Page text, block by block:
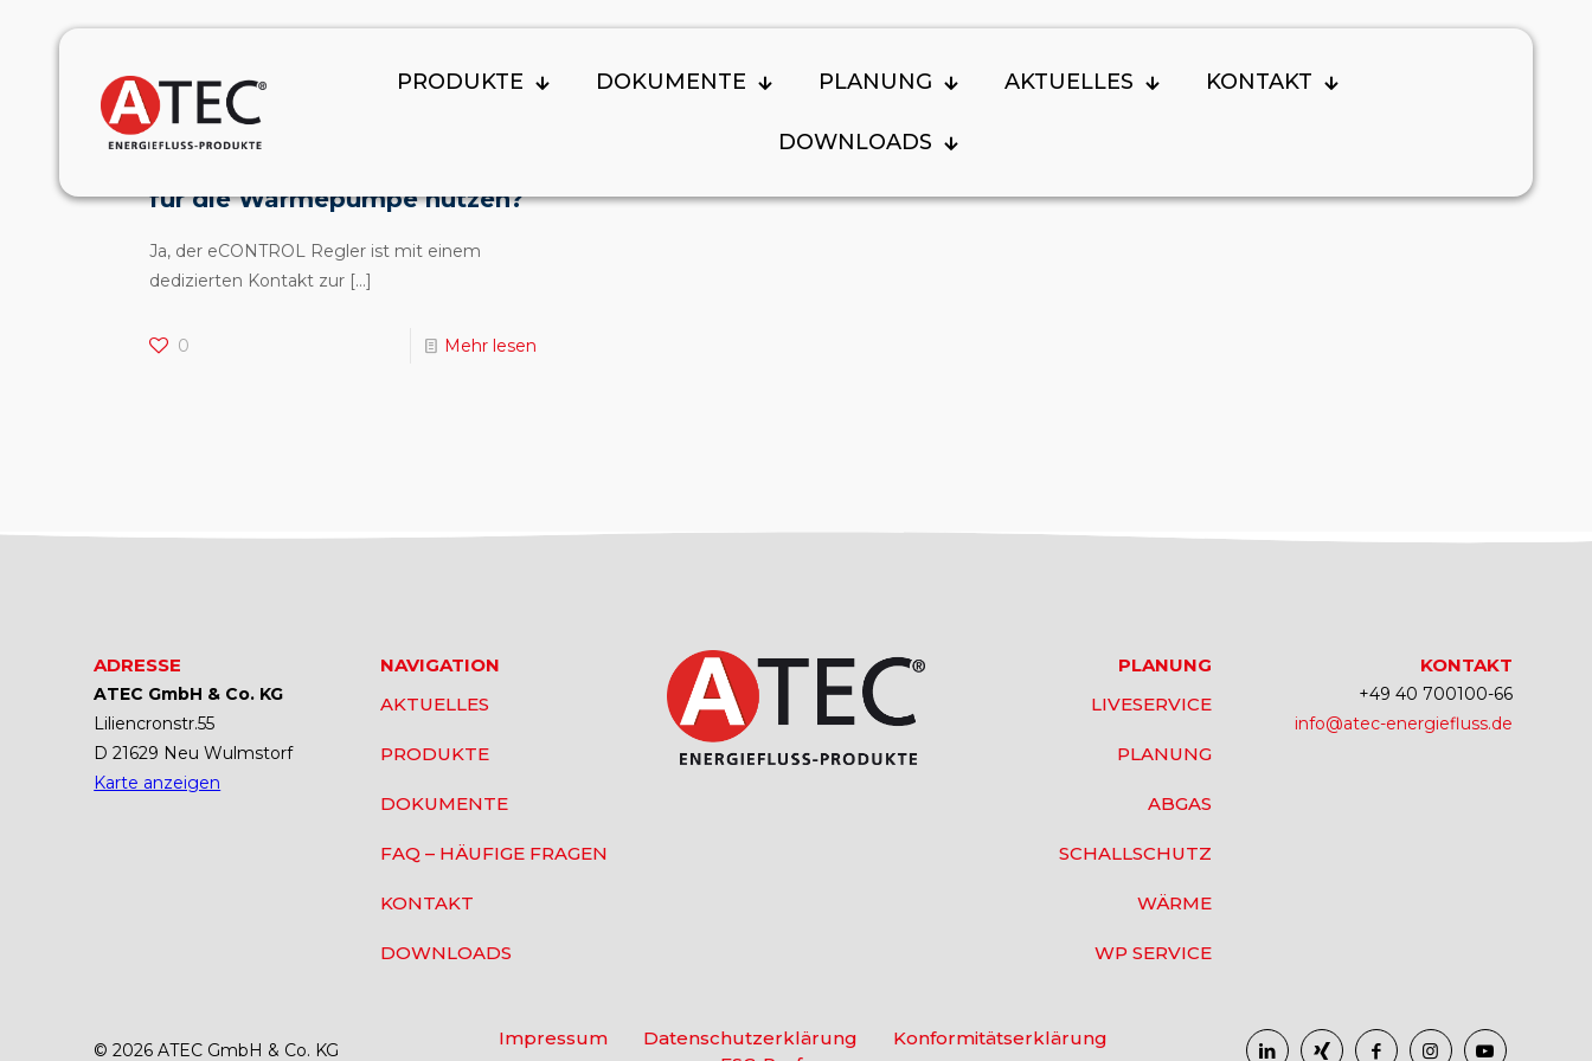
PRODUKTE DOKUMENTE PLANUNG AKTUELLES KONTAKT
DOWNLOADS
Kann der ATEC eCONTROL
Regler PV-Überschussstrom
für die Wärmepumpe nutzen?
Ja, der eCONTROL Regler ist mit einem
dedizierten Kontakt zur[…]
0 Mehr lesen
ADRESSE
ATEC GmbH & Co. KG
Liliencronstr.55
D 21629 Neu Wulmstorf
Karte anzeigen
NAVIGATION
AKTUELLES
PRODUKTE
DOKUMENTE
FAQ – HÄUFIGE FRAGEN
KONTAKT
DOWNLOADS
PLANUNG
LIVESERVICE
PLANUNG
ABGAS
SCHALLSCHUTZ
WÄRME
WP SERVICE
KONTAKT
+49 40 700100-66
info@atec-energiefluss.de
© 2026 ATEC GmbH & Co. KG
Impressum Datenschutzerklärung
Konformitätserklärung